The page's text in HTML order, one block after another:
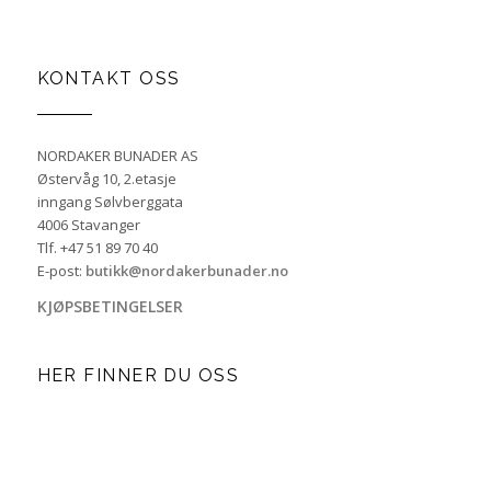
KONTAKT OSS
NORDAKER BUNADER AS
Østervåg 10, 2.etasje
inngang Sølvberggata
4006 Stavanger
Tlf. +47 51 89 70 40
E-post: butikk@nordakerbunader.no
KJØPSBETINGELSER
HER FINNER DU OSS